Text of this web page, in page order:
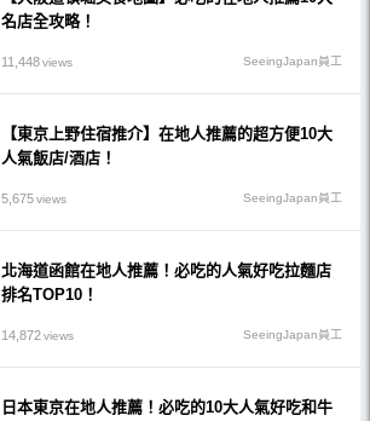
名店全攻略！
11,448views SeeingJapan員工
【東京上野住宿推介】在地人推薦的超方便10大
人氣飯店/酒店！
5,675views SeeingJapan員工
北海道函館在地人推薦！必吃的人氣好吃拉麵店
排名TOP10！
14,872views SeeingJapan員工
日本東京在地人推薦！必吃的10大人氣好吃和牛